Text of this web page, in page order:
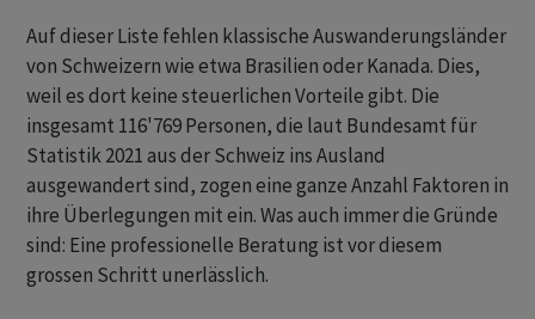
Auf dieser Liste fehlen klassische Auswanderungsländer
von Schweizern wie etwa Brasilien oder Kanada. Dies,
weil es dort keine steuerlichen Vorteile gibt. Die
insgesamt 116'769 Personen, die laut Bundesamt für
Statistik 2021 aus der Schweiz ins Ausland
ausgewandert sind, zogen eine ganze Anzahl Faktoren in
ihre Überlegungen mit ein. Was auch immer die Gründe
sind: Eine professionelle Beratung ist vor diesem
grossen Schritt unerlässlich.